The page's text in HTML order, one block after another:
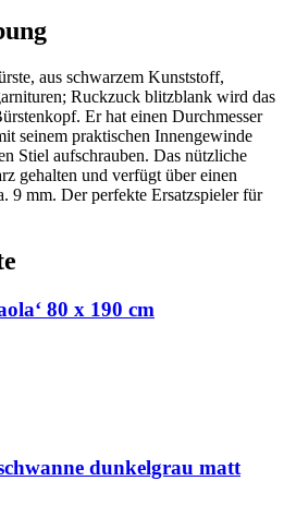
aus schwarzem Kunststoff,
Ruckzuck blitzblank wird das
Er hat einen Durchmesser
seinem praktischen Innengewinde
Stiel aufschrauben. Das nützliche
gehalten und verfügt über einen
9 mm. Der perfekte Ersatzspieler für
80 x 190 cm
dunkelgrau matt